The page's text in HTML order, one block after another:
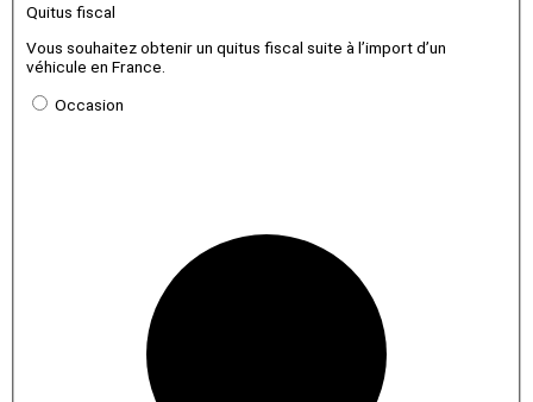
Quitus fiscal
Vous souhaitez obtenir un quitus fiscal suite à l’import d’un
véhicule en France.
Occasion